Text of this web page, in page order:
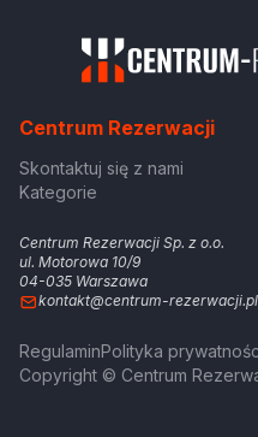
Centrum Rezerwacji
Skontaktuj się z nami
Kategorie
Centrum Rezerwacji Sp. z o.o.
ul. Motorowa 10/9
04-035 Warszawa
kontakt@centrum-rezerwacji.pl
Copyright © Centrum
RegulaminPolityka